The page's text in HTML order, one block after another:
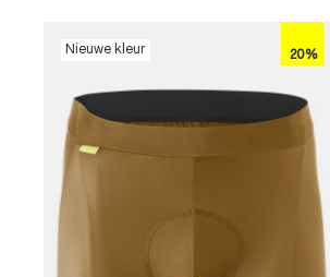
20%
Nieuwe kleur